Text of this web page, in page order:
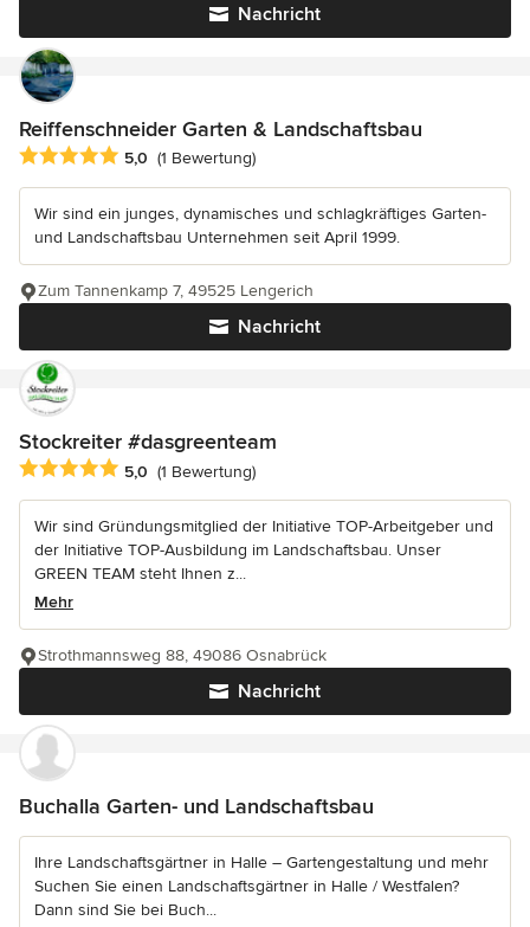
Nachricht
Reiffenschneider Garten & Landschaftsbau
Durchschnittliche Bewertung: 5 von 5 Sternen
5,0 (1 Bewertung)
Wir sind ein junges, dynamisches und schlagkräftiges Garten-
und Landschaftsbau Unternehmen seit April 1999.
Nachricht
Zum Tannenkamp 7, 49525 Lengerich
Stockreiter #dasgreenteam
Durchschnittliche Bewertung: 5 von 5 Sternen
5,0 (1 Bewertung)
Wir sind Gründungsmitglied der Initiative TOP-Arbeitgeber und
der Initiative TOP-Ausbildung im Landschaftsbau. Unser
GREEN TEAM steht Ihnen z...
Mehr
Nachricht
Strothmannsweg 88, 49086 Osnabrück
Buchalla Garten- und Landschaftsbau
Ihre Landschaftsgärtner in Halle – Gartengestaltung und mehr
Suchen Sie einen Landschaftsgärtner in Halle / Westfalen?
Dann sind Sie bei Buch...